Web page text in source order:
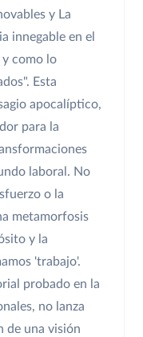
y La
innegable en el
como lo
Esta
apocalíptico,
para la
laboral. No
o la
metamorfosis
y la
'trabajo'.
probado en la
no lanza
de una visión